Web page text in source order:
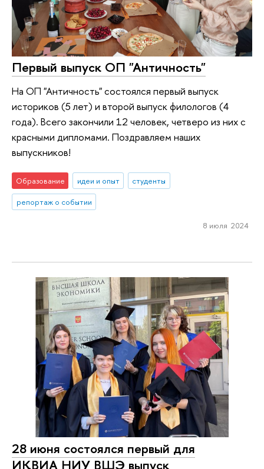
Первый выпуск ОП "Античность"
На ОП "Античность" состоялся первый выпуск
историков (5 лет) и второй выпуск филологов (4
года). Всего закончили 12 человек, четверо из них с
красными дипломами. Поздравляем наших
выпускников!
Образование идеи и опыт
студенты
репортаж о событии
8 июля 2024
28 июня состоялся первый для
ИКВИА НИУ ВШЭ выпуск